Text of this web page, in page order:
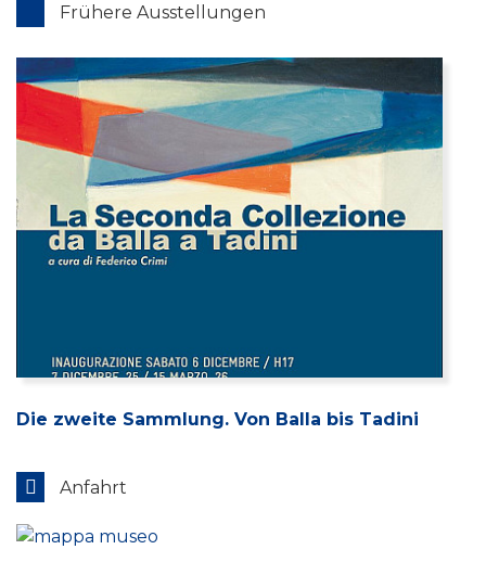
Frühere Ausstellungen
Die zweite Sammlung. Von Balla bis Tadini
Anfahrt